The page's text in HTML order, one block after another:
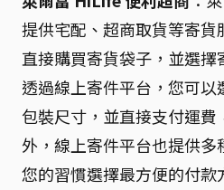
提供宅配、超商取貨等寄貨
直接購買寄貨袋子，並選擇
透過線上寄件平台，您可
包裝尺寸，並直接支付運費
外，線上寄件平台也提供
您的習慣選擇最方便的付款